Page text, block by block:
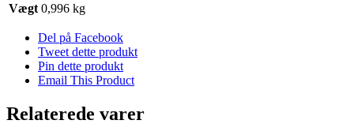
Vægt 0,996 kg
Del på Facebook
Tweet dette produkt
Pin dette produkt
Email This Product
Relaterede varer